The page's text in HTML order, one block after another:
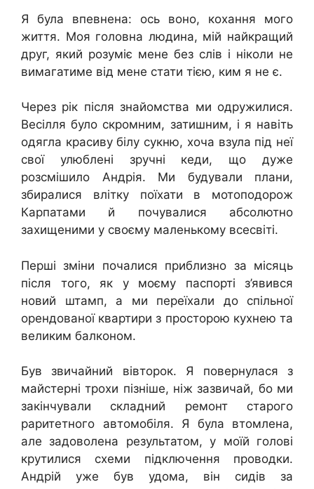
Я була впевнена: ось воно, кохання мого
життя. Моя головна людина, мій найкращий
друг, який розуміє мене без слів і ніколи не
вимагатиме від мене стати тією, ким я не є.
Через рік після знайомства ми одружилися.
Весілля було скромним, затишним, і я навіть
одягла красиву білу сукню, хоча взула під неї
свої улюблені зручні кеди, що дуже
розсмішило Андрія. Ми будували плани,
збиралися влітку поїхати в мотоподорож
Карпатами й почувалися абсолютно
захищеними у своєму маленькому всесвіті.
Перші зміни почалися приблизно за місяць
після того, як у моєму паспорті з’явився
новий штамп, а ми переїхали до спільної
орендованої квартири з просторою кухнею та
великим балконом.
Був звичайний вівторок. Я повернулася з
майстерні трохи пізніше, ніж зазвичай, бо ми
закінчували складний ремонт старого
раритетного автомобіля. Я була втомлена,
але задоволена результатом, у моїй голові
крутилися схеми підключення проводки.
Андрій уже був удома, він сидів за